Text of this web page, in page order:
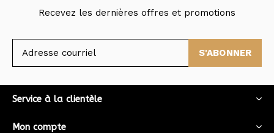
Recevez les dernières offres et promotions
S'ABONNER
Service à la clientèle
Mon compte